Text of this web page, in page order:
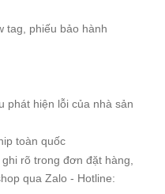
tag, phiếu bảo hành
phát hiện lỗi của nhà sản
toàn quốc
rõ trong đơn đặt hàng,
qua Zalo - Hotline: